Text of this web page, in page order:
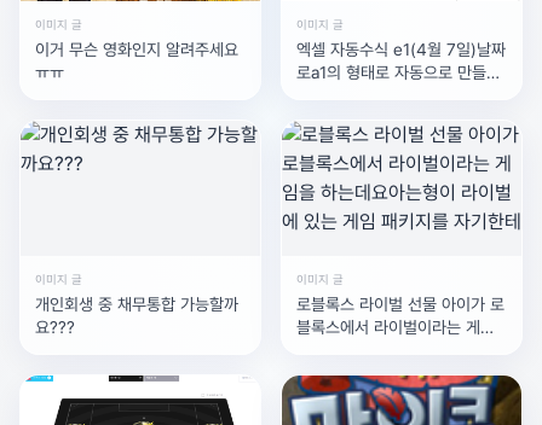
이미지 글
이거 무슨 영화인지 알려주세요
ㅠㅠ
이미지 글
엑셀 자동수식 e1(4월 7일)날짜
로a1의 형태로 자동으로 만들려
문-250415.xlsx
이미지 글
개인회생 중 채무통합 가능할까
요???
이미지 글
로블록스 라이벌 선물 아이가 로
블록스에서 라이벌이라는 게임
있는 게임 패키지를 자기한테